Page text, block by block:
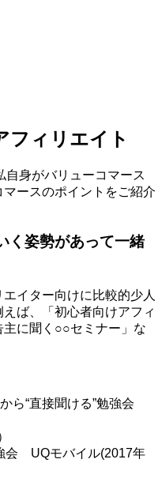
フィリエイト
自身がバリューコマース
ースのポイントをご紹介
く姿勢があって一緒
イター向けに比較的少人
ば、「初心者向けアフィ
主に聞く○○セミナー」な
ら“直接聞ける”勉強会
会 UQモバイル(2017年